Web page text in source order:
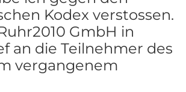
Kodex verstossen.
GmbH in
an die Teilnehmer des
vergangenem